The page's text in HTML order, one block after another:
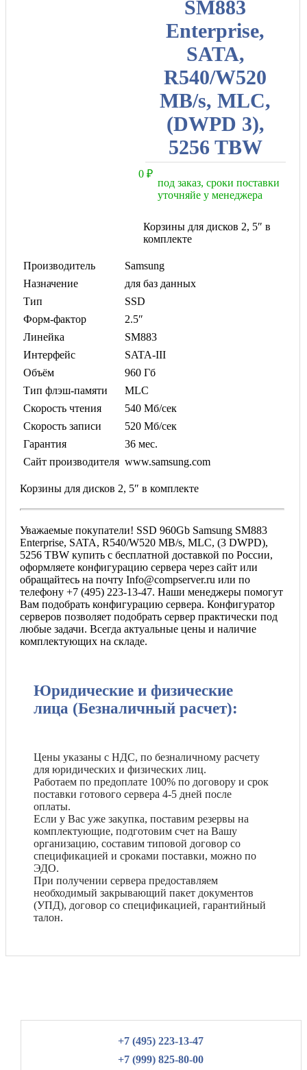
SM883
Enterprise,
SATA,
R540/W520
MB/s, MLC,
(DWPD 3),
5256 TBW
0 ₽
под заказ, сроки поставки
уточняйе у менеджера
Корзины для дисков 2, 5″ в
комплекте
Производитель
Samsung
Назначение
для баз данных
Тип
SSD
Форм-фактор
2.5″
Линейка
SM883
Интерфейс
SATA-III
Объём
960 Гб
Тип флэш-памяти
MLC
Скорость чтения
540 Мб/сек
Скорость записи
520 Мб/сек
Гарантия
36 мес.
Сайт производителя www.samsung.com
Корзины для дисков 2, 5″ в комплекте
Уважаемые покупатели! SSD 960Gb Samsung SM883
Enterprise, SATA, R540/W520 MB/s, MLC, (3 DWPD),
5256 TBW купить с бесплатной доставкой по России,
оформляете конфигурацию сервера через сайт или
обращайтесь на почту Info@compserver.ru или по
телефону +7 (495) 223-13-47. Наши менеджеры помогут
Вам подобрать конфигурацию сервера. Конфигуратор
серверов позволяет подобрать сервер практически под
любые задачи. Всегда актуальные цены и наличие
комплектующих на складе.
Юридические и физические
лица (Безналичный расчет):
Цены указаны с НДС, по безналичному расчету
для юридических и физических лиц.
Работаем по предоплате 100% по договору и срок
поставки готового сервера 4-5 дней после
оплаты.
Если у Вас уже закупка, поставим резервы на
комплектующие, подготовим счет на Вашу
организацию, составим типовой договор со
спецификацией и сроками поставки, можно по
ЭДО.
При получении сервера предоставляем
необходимый закрывающий пакет документов
(УПД), договор со спецификацией, гарантийный
талон.
+7 (495) 223-13-47
+7 (999) 825-80-00